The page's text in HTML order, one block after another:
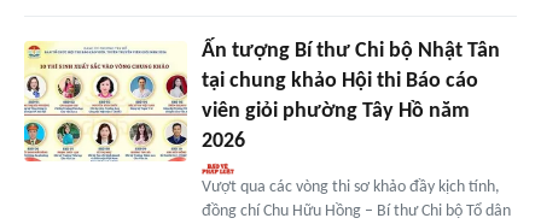
Ấn tượng Bí thư Chi bộ Nhật Tân
tại chung khảo Hội thi Báo cáo
viên giỏi phường Tây Hồ năm
2026
Vượt qua các vòng thi sơ khảo đầy kịch tính,
đồng chí Chu Hữu Hồng – Bí thư Chi bộ Tổ dân